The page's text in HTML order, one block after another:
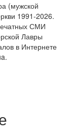
(мужской
1991-2026.
СМИ
Лавры
в Интернете